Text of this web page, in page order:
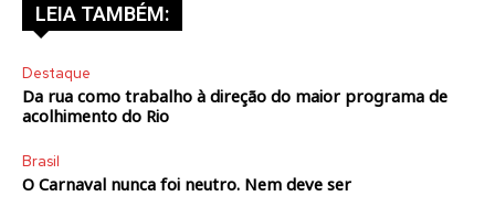
LEIA TAMBÉM:
Destaque
Da rua como trabalho à direção do maior programa de
acolhimento do Rio
Brasil
O Carnaval nunca foi neutro. Nem deve ser